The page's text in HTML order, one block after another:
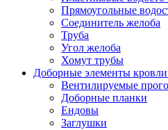
Прямоугольные
Соединитель желоба
Труба
Угол желоба
Хомут трубы
Доборные элементы кровли
Вентилируемые
Доборные планки
Ендовы
Заглушки